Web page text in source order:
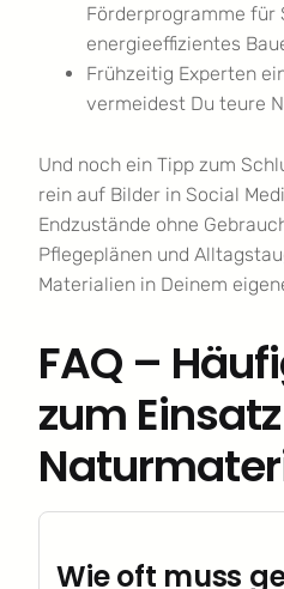
Förderprogramme für
energieeffizientes
Frühzeitig Experten
vermeidest Du teure
Und noch ein Tipp zum
rein auf Bilder in Social
Endzustände ohne
Pflegeplänen und
Materialien in Deinem
FAQ –
zum
Wie oft muss